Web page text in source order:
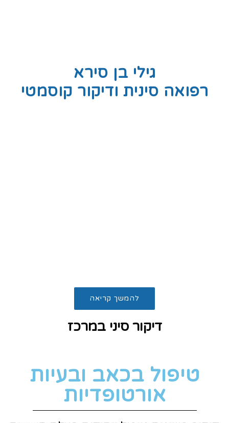
גילי בן סירא
רפואה סינית ודיקור קוסמטי
להמשך קריאה
דיקור סיני במרכז
טיפול בכאב ובעיות
אורטופדיות